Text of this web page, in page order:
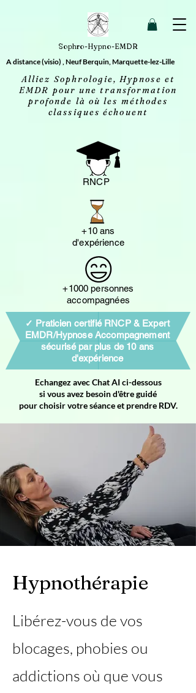
Sophro-Hypno-EMDR
Alliez Sophrologie, Hypnose et
EMDR pour une transformation
profonde là où les méthodes
classiques échouent
A distance (visio) , Neuf Berquin, Marquette-lez-Lille
RNCP
+10 ans
d'expérience
+1000 personnes
accompagnées
✓ Praticien certifié RNCP & Expert
EMDR/Hypnose Accompagnement
sécurisé par plus de 10 ans
d'expérience
Echangez avec Chat AI ci-dessous
si vous avez besoin d'être guidé
pour choisir votre séance et prendre RDV.
Hypnothérapie
Libérez-vous de vos
blocages, phobies ou
addictions où que vous